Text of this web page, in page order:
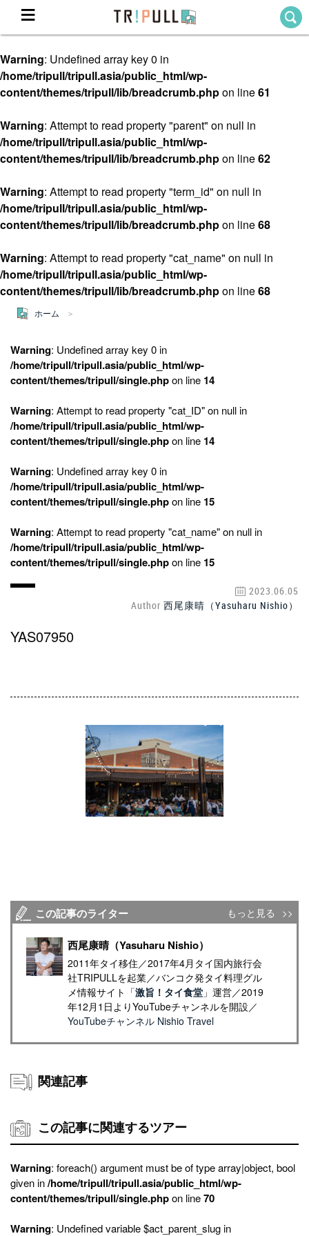
ホーム
Theme
テーマから探す
TRIPULLブログ
About
私たちについて
Warning: Undefined array key 0 in
/home/tripull/tripull.asia/public_html/wp-
content/themes/tripull/lib/breadcrumb.phpon line61
Warning: Attempt to read property "parent" on null in
/home/tripull/tripull.asia/public_html/wp-
content/themes/tripull/lib/breadcrumb.phpon line62
Warning: Attempt to read property "term_id" on null in
/home/tripull/tripull.asia/public_html/wp-
content/themes/tripull/lib/breadcrumb.phpon line68
Warning: Attempt to read property "cat_name" on null in
/home/tripull/tripull.asia/public_html/wp-
content/themes/tripull/lib/breadcrumb.phpon line68
ホーム
Warning: Undefined array key 0 in
/home/tripull/tripull.asia/public_html/wp-
content/themes/tripull/single.phpon line 14
Warning: Attempt to read property "cat_ID" on null in
/home/tripull/tripull.asia/public_html/wp-
content/themes/tripull/single.phpon line 14
Warning: Undefined array key 0 in
/home/tripull/tripull.asia/public_html/wp-
content/themes/tripull/single.phpon line 15
Warning: Attempt to read property "cat_name" on null in
/home/tripull/tripull.asia/public_html/wp-
content/themes/tripull/single.phpon line 15
2023.06.05
Author 西尾康晴（Yasuharu Nishio）
YAS07950
この記事のライター もっと見る
西尾康晴（Yasuharu Nishio）
2011年タイ移住／2017年4月タイ国内旅行会
社TRIPULLを起業／バンコク発タイ料理グル
メ情報サイト「激旨！タイ食堂」運営／2019
年12月1日よりYouTubeチャンネルを開設／
YouTubeチャンネル Nishio Travel
関連記事
この記事に関連するツアー
Warning: foreach() argument must be of type array|object, bool
given in/home/tripull/tripull.asia/public_html/wp-
content/themes/tripull/single.phpon line70
Warning: Undefined variable $act_parent_slug in